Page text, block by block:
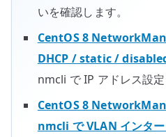
いを確認します。
CentOS 8
DHCP / static /
nmcli で IP アドレス設定
CentOS 8
nmcli で VLAN インタ